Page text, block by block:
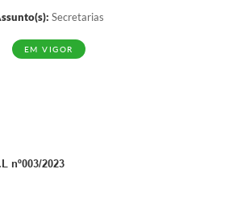
Secretarias
EM VIGOR
nº003/2023